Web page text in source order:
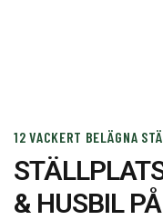
12 VACKERT BELÄGNA
& HUSBIL